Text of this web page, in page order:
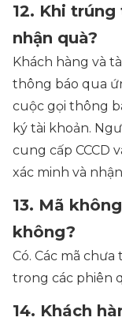
12. Khi
nhận quà?
Khách hàng và
thông báo qua
cuộc gọi thông
ký tài khoản.
cung cấp CCCD
xác minh và
13. Mã
không?
Có. Các mã
trong các phiên
14. Khách